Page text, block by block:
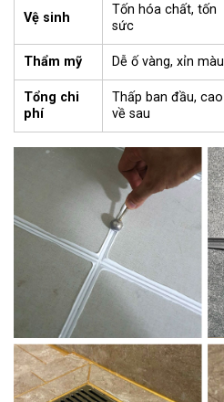
Vệ sinh
Tốn hóa chất, tốn
sức
Thẩm mỹ Dễ ố vàng, xỉn màu
Tổng chi
phí
Thấp ban đầu, cao
về sau